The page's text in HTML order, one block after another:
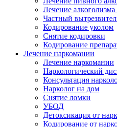
Лечение алкоголизма
Частный
Кодирование уколом
Снятие кодировки
Кодирование
Лечение наркомании
Лечение наркомании
Наркологический
Консультация
Нарколог на дом
Снятие ломки
УБОД
Детоксикация от
Кодирование от